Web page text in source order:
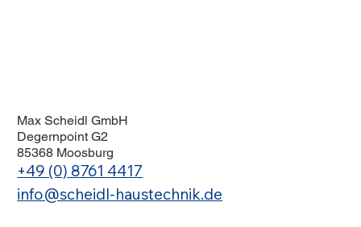
Max Scheidl GmbH
Degernpoint G2
85368 Moosburg
+49 (0) 8761 4417
info@scheidl-haustechnik.de